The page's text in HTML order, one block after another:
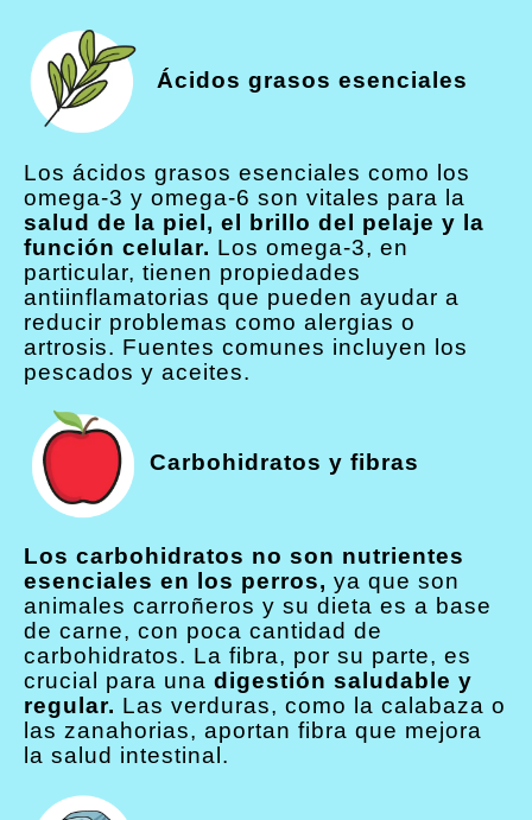
Ácidos grasos esenciales
Los ácidos grasos esenciales como los
omega-3 y omega-6 son vitales para la
salud de la piel, el brillo del pelaje y la
función celular. Los omega-3, en
particular, tienen propiedades
antiinflamatorias que pueden ayudar a
reducir problemas como alergias o
artrosis. Fuentes comunes incluyen los
pescados y aceites.
Carbohidratos y fibras
Los carbohidratos no son nutrientes
esenciales en los perros, ya que son
animales carroñeros y su dieta es a base
de carne, con poca cantidad de
carbohidratos. La fibra, por su parte, es
crucial para una digestión saludable y
regular. Las verduras, como la calabaza o
las zanahorias, aportan fibra que mejora
la salud intestinal.